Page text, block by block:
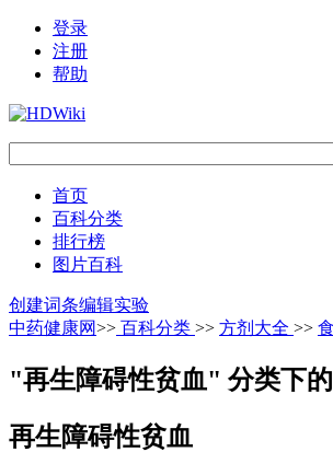
登录
注册
帮助
首页
百科分类
排行榜
图片百科
创建词条编辑实验
中药健康网>> 百科分类 >> 方剂大全 >>
"再生障碍性贫血" 分类下
再生障碍性贫血